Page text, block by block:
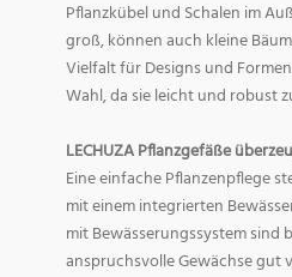
Pflanzkübel und Schalen im
groß, können auch kleine
Vielfalt für Designs und
Wahl, da sie leicht und robust
LECHUZA Pflanzgefäße
Eine einfache Pflanzenpflege
mit einem integrierten
mit Bewässerungssystem sind
anspruchsvolle Gewächse gut